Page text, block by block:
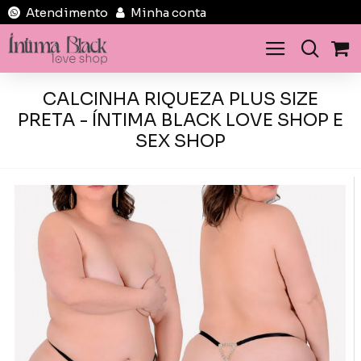
Atendimento Minha conta
CALCINHA RIQUEZA PLUS SIZE
PRETA - ÍNTIMA BLACK LOVE SHOP E
SEX SHOP